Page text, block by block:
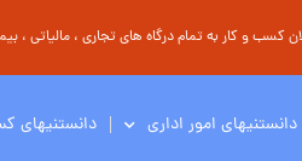
و کار به تمام درگاه های تجاری ، مالیاتی ،
دانستنیهای امور اداری دانستنیهای